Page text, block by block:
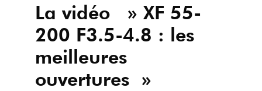
La vidéo » XF 55-
200 F3.5-4.8 : les
meilleures
ouvertures »